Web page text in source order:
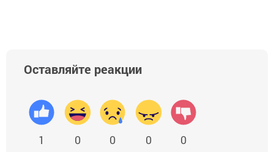
Оставляйте реакции
1 0 0 0 0